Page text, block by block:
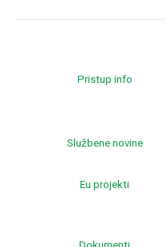
Pristup info
Službene novine
Eu projekti